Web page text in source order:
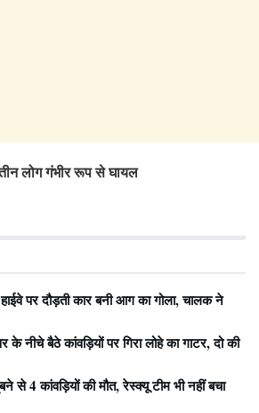
लोग गंभीर रूप से घायल
हाईवे पर दौड़ती कार बनी आग का गोला, चालक ने
के नीचे बैठे कांवड़ियों पर गिरा लोहे का गाटर, दो की
से 4 कांवड़ियों की मौत, रेस्क्यू टीम भी नहीं बचा